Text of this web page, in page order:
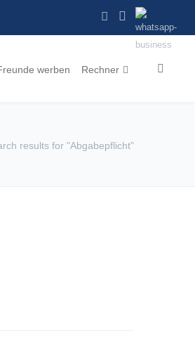
werben Rechner
results for "Abgabepflicht"